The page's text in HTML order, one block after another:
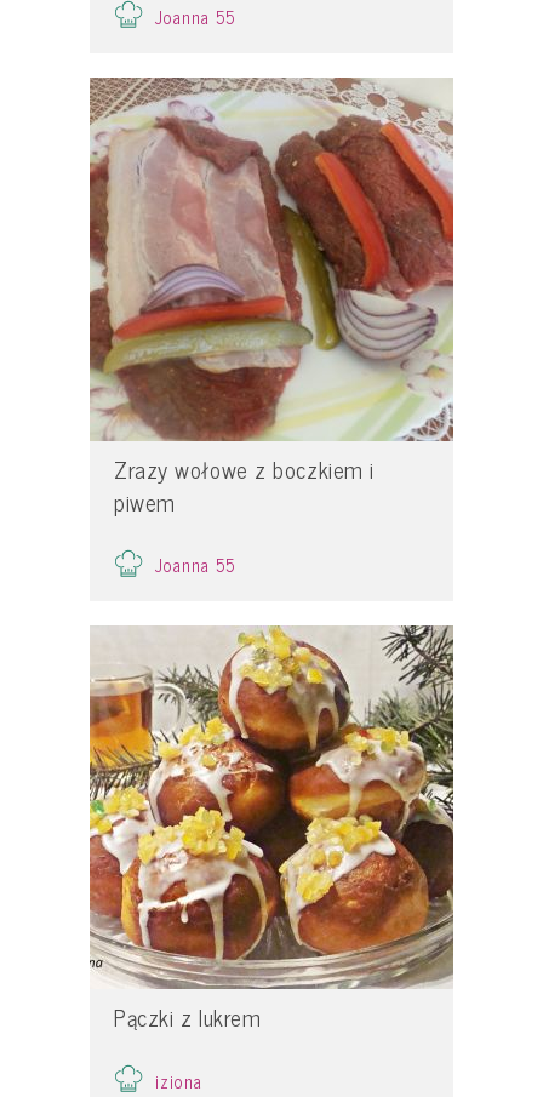
Joanna 55
Zrazy wołowe z boczkiem i
piwem
Joanna 55
Pączki z lukrem
iziona